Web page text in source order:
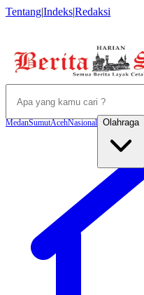
Tentang|Indeks|Redaksi
MedanSumutAcehNasional Olahraga